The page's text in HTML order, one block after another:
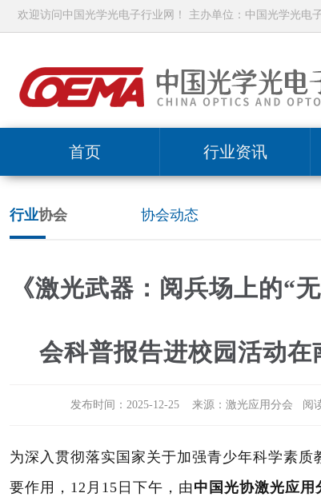
欢迎访问中国光学光电子行业网！ 主办单位：中国光学光电
首页 行业资讯
行业协会 协会动态
《激光武器：阅兵场上的
会科普报告进校园活动
发布时间：2025-12-25 来源：激光应用分会 阅
为深入贯彻落实国家关于加强青少年科学素
要作用， 12 月 15 日下午，由中国光协激光应用